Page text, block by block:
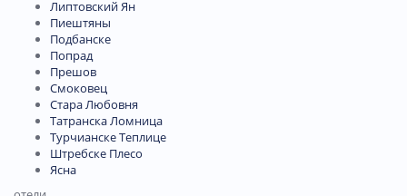
Липтовский Ян
Пиештяны
Подбанске
Попрад
Прешов
Смоковец
Стара Любовня
Татранска Ломница
Турчианске Теплице
Штребске Плесо
Ясна